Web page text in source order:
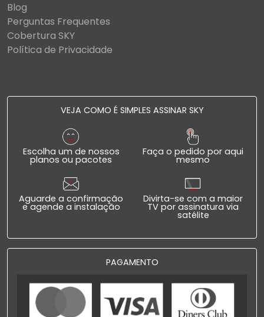
Blog
Perguntas Frequentes
Cobertura SKY
Política de Privacidade
VEJA COMO É SIMPLES ASSINAR SKY
Escolha um de nossos
planos ou pacotes
Faça o pedido por aqui
mesmo
Aguarde a confirmação
e agende a instalação
Divirta-se com a maior
TV por assinatura via
satélite
PAGAMENTO